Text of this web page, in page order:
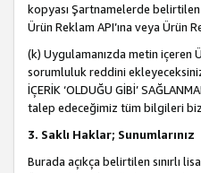
kopyası Şartnamelerde
Ürün Reklam API’ına veya Ürün
(k) Uygulamanızda metin içeren
sorumluluk reddini ekleyeceksiniz:
İÇERİK ‘OLDUĞU GİBİ’
talep edeceğimiz tüm bilgileri
3. Saklı Haklar; Sunumlarınız
Burada açıkça belirtilen sınırlı